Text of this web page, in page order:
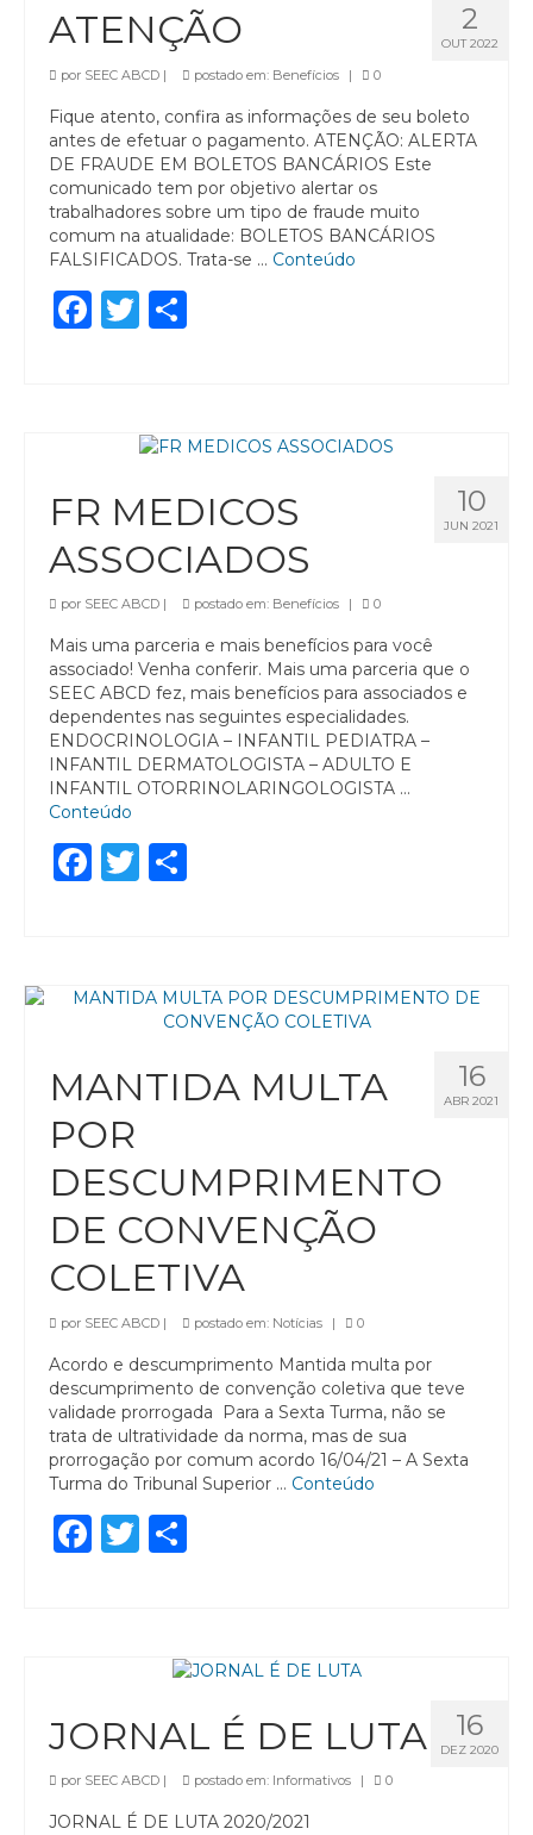
2
OUT 2022
ATENÇÃO
por SEEC ABCD | postado em: Benefícios | 0
Fique atento, confira as informações de seu boleto
antes de efetuar o pagamento. ATENÇÃO: ALERTA
DE FRAUDE EM BOLETOS BANCÁRIOS Este
comunicado tem por objetivo alertar os
trabalhadores sobre um tipo de fraude muito
comum na atualidade: BOLETOS BANCÁRIOS
FALSIFICADOS. Trata-se … Conteúdo
Facebook
Twitter
10
JUN 2021
FR MEDICOS
ASSOCIADOS
por SEEC ABCD | postado em: Benefícios | 0
Mais uma parceria e mais benefícios para você
associado! Venha conferir. Mais uma parceria que o
SEEC ABCD fez, mais benefícios para associados e
dependentes nas seguintes especialidades.
ENDOCRINOLOGIA – INFANTIL PEDIATRA –
INFANTIL DERMATOLOGISTA – ADULTO E
INFANTIL OTORRINOLARINGOLOGISTA …
Conteúdo
Facebook
Twitter
16
ABR 2021
MANTIDA MULTA
POR
DESCUMPRIMENTO
DE CONVENÇÃO
COLETIVA
por SEEC ABCD | postado em: Notícias | 0
Acordo e descumprimento Mantida multa por
descumprimento de convenção coletiva que teve
validade prorrogada Para a Sexta Turma, não se
trata de ultratividade da norma, mas de sua
prorrogação por comum acordo 16/04/21 – A Sexta
Turma do Tribunal Superior … Conteúdo
Facebook
Twitter
16
DEZ 2020
JORNAL É DE LUTA
por SEEC ABCD | postado em: Informativos | 0
JORNAL É DE LUTA 2020/2021